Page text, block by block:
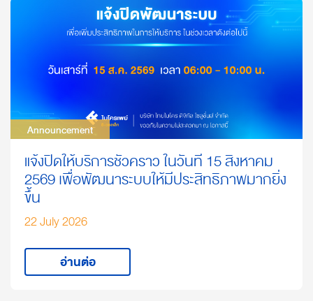
Announcement
Announcement
แจ้งปิดให้บริการชั่วคราว ในวันที่ 15 สิงหาคม
2569 เพื่อพัฒนาระบบให้มีประสิทธิภาพมากยิ่ง
ขึ้น
22 July 2026
อ่านต่อ